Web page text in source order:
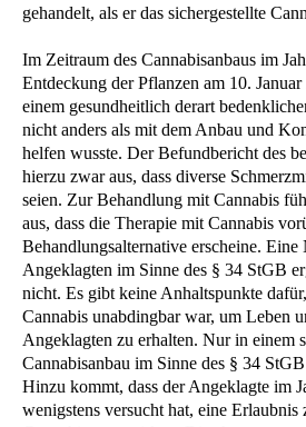
gehandelt, als er das sichergestellte
Im Zeitraum des Cannabisanbaus im
Entdeckung der Pflanzen am 10.
einem gesundheitlich derart
nicht anders als mit dem Anbau und
helfen wusste. Der Befundbericht des
hierzu zwar aus, dass diverse
seien. Zur Behandlung mit Cannabis
aus, dass die Therapie mit Cannabis
Behandlungsalternative erscheine. Eine
Angeklagten im Sinne des § 34 StGB
nicht. Es gibt keine Anhaltspunkte
Cannabis unabdingbar war, um Leben
Angeklagten zu erhalten. Nur in einem
Cannabisanbau im Sinne des § 34
Hinzu kommt, dass der Angeklagte im
wenigstens versucht hat, eine Erlaubnis